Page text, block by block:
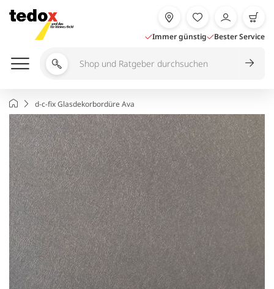
Inhalt
springen
Immer günstig Bester Service
Shop
Ratgeber
durchsuchen
Startseited-c-fix Glasdekorbordüre Ava